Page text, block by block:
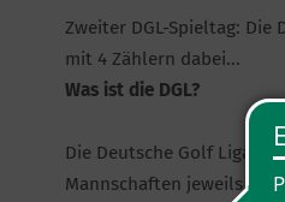
Zweiter DGL-Spieltag:
mit 4 Zählern dabei...
Was ist die DGL?
Die Deutsche Golf Liga
Mannschaften jeweils